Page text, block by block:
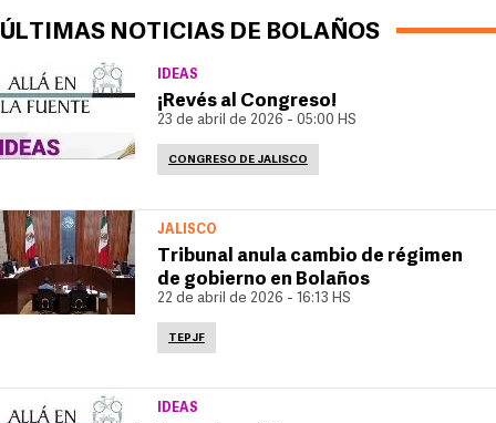
ÚLTIMAS NOTICIAS DE BOLAÑOS
IDEAS
¡Revés al Congreso!
23 de abril de 2026 - 05:00 HS
CONGRESO DE JALISCO
JALISCO
Tribunal anula cambio de régimen
de gobierno en Bolaños
22 de abril de 2026 - 16:13 HS
TEPJF
IDEAS